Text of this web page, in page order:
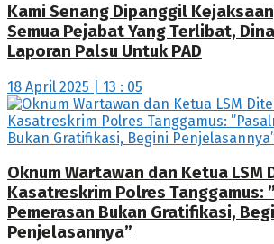
Kami Senang Dipanggil
Semua Pejabat Yang Terlibat,
Laporan Palsu Untuk PAD
18 April 2025 | 13 : 05
Oknum Wartawan dan Ketua LSM
Kasatreskrim Polres Tanggamus:
Pemerasan Bukan Gratifikasi,
Penjelasannya”